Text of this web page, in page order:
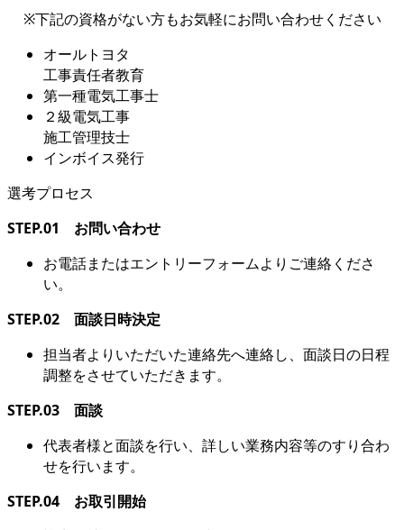
※下記の資格がない方もお気軽にお問い合わせください
オールトヨタ
工事責任者教育
第一種電気工事士
２級電気工事
施工管理技士
インボイス発行
選考プロセス
STEP.01 お問い合わせ
お電話またはエントリーフォームよりご連絡くださ
い。
STEP.02 面談日時決定
担当者よりいただいた連絡先へ連絡し、面談日の日程
調整をさせていただきます。
STEP.03 面談
代表者様と面談を行い、詳しい業務内容等のすり合わ
せを行います。
STEP.04 お取引開始